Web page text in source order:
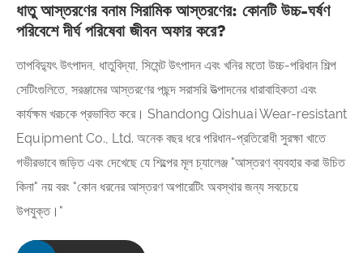
ধাতু আস্তরণের বনাম সিরামিক আস্তরণের: কোনটি উচ্চ-ঘর্ষণ
পরিবেশে দীর্ঘ পরিষেবা জীবন অফার করে?
তাপবিদ্যুৎ উৎপাদন, ধাতুবিদ্যা, সিমেন্ট উৎপাদন এবং খনির মতো উচ্চ-পরিধান শিল্প
সেটিংগুলিতে, সরঞ্জামের আস্তরণের পছন্দ সরাসরি উত্পাদনের ধারাবাহিকতা এবং
কার্যক্ষম খরচকে প্রভাবিত করে। Shandong Qishuai Wear-resistant
Equipment Co., Ltd. অনেক বছর ধরে পরিধান-প্রতিরোধী সুরক্ষা খাতে
গভীরভাবে জড়িত এবং দেখেছে যে শিল্পের মূল চ্যালেঞ্জ "আস্তরণ ব্যবহার করা উচিত
কিনা" নয় বরং "কোন ধরনের আস্তরণ অপারেটিং অবস্থার জন্য সবচেয়ে
উপযুক্ত।"